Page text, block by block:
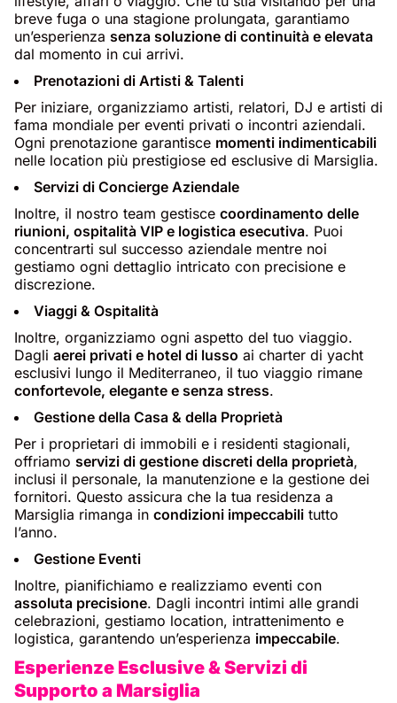
breve fuga o una stagione prolungata, garantiamo
un’esperienza senza soluzione di continuità e elevata
dal momento in cui arrivi.
Prenotazioni di Artisti & Talenti
Per iniziare, organizziamo artisti, relatori, DJ e artisti di
fama mondiale per eventi privati o incontri aziendali.
Ogni prenotazione garantisce momenti indimenticabili
nelle location più prestigiose ed esclusive di Marsiglia.
Servizi di Concierge Aziendale
Inoltre, il nostro team gestisce coordinamento delle
riunioni, ospitalità VIP e logistica esecutiva. Puoi
concentrarti sul successo aziendale mentre noi
gestiamo ogni dettaglio intricato con precisione e
discrezione.
Viaggi & Ospitalità
Inoltre, organizziamo ogni aspetto del tuo viaggio.
Dagli aerei privati e hotel di lusso ai charter di yacht
esclusivi lungo il Mediterraneo, il tuo viaggio rimane
confortevole, elegante e senza stress.
Gestione della Casa & della Proprietà
Per i proprietari di immobili e i residenti stagionali,
offriamo servizi di gestione discreti della proprietà,
inclusi il personale, la manutenzione e la gestione dei
fornitori. Questo assicura che la tua residenza a
Marsiglia rimanga in condizioni impeccabili tutto
l’anno.
Gestione Eventi
Inoltre, pianifichiamo e realizziamo eventi con
assoluta precisione. Dagli incontri intimi alle grandi
celebrazioni, gestiamo location, intrattenimento e
logistica, garantendo un’esperienza impeccabile.
Esperienze Esclusive & Servizi di
Supporto a Marsiglia